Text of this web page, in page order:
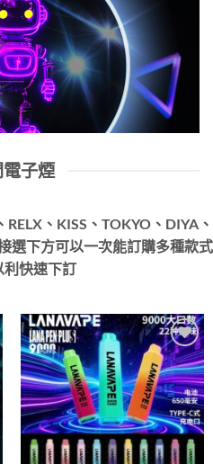
子煙
、KISS、TOKYO、DIYA、
選下方可以一次能訂購多種款式
利快速下訂
Add to
wishlist